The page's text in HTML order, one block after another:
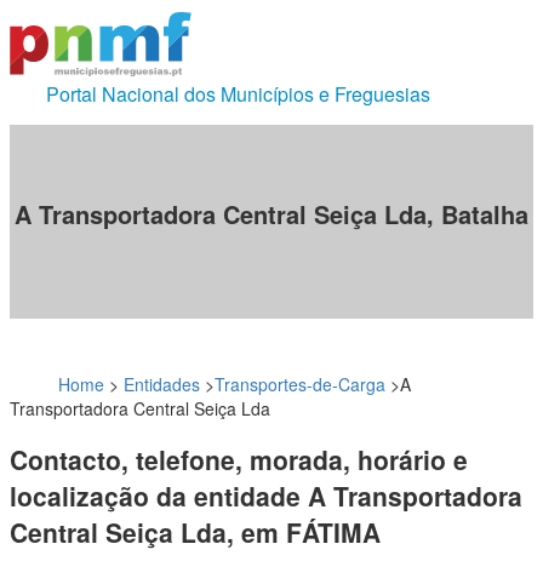
Portal Nacional dos Municípios e Freguesias
A Transportadora Central Seiça Lda, Batalha
Home > Entidades >Transportes-de-Carga >A
Transportadora Central Seiça Lda
Contacto, telefone, morada, horário e
localização da entidade A Transportadora
Central Seiça Lda, em FÁTIMA